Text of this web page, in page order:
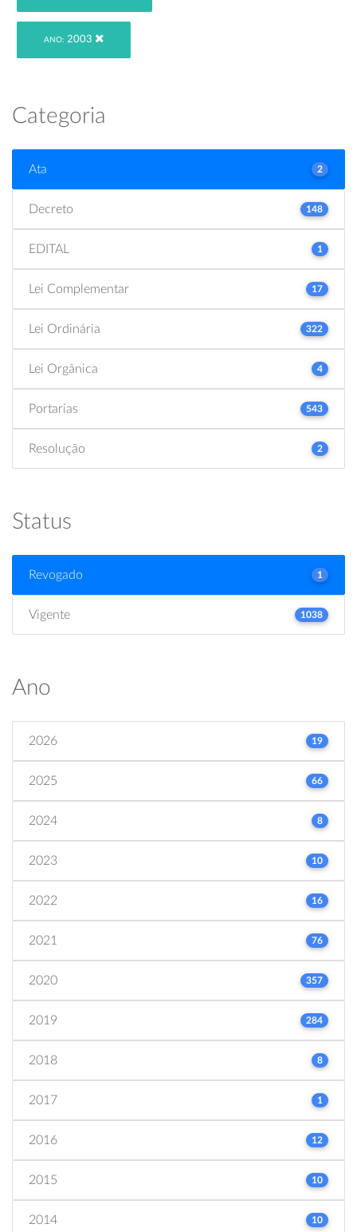
ANO: 2003
Categoria
Ata 2
Decreto 148
EDITAL 1
Lei Complementar 17
Lei Ordinária 322
Lei Orgânica 4
Portarias 543
Resolução 2
Status
Revogado 1
Vigente 1038
Ano
2026 19
2025 66
2024 8
2023 10
2022 16
2021 76
2020 357
2019 284
2018 8
2017 1
2016 12
2015 10
2014 10